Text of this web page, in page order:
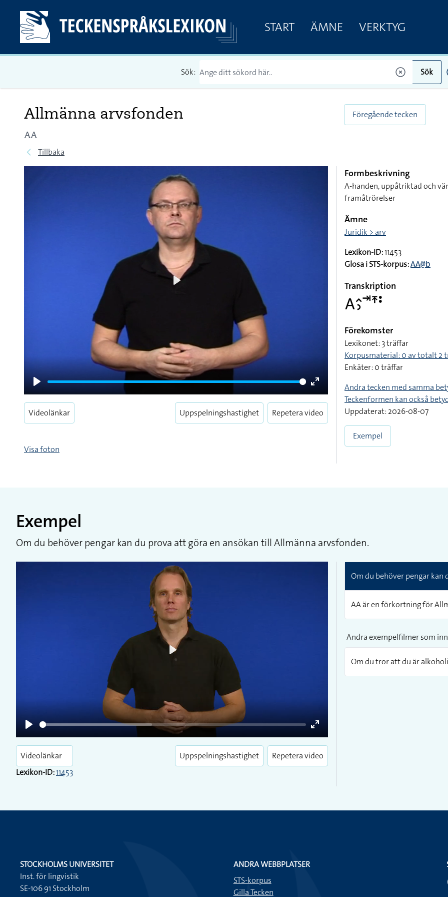
START ÄMNE VERKTYG
Sök: Sök
Allmänna arvsfonden
AA
Tillbaka
Föregående tecken
Play
Enter
fullscreen
Videolänkar Uppspelningshastighet Repetera video
Visa foton
Formbeskrivning
A-handen, uppåtriktad och
framåtrörelser
Ämne
Juridik > arv
Lexikon-ID:11453
Glosa i STS-korpus:AA@b
Transkription
􌤤􌤵􌤶􌥪􌥵􌥻
Förekomster
Lexikonet: 3 träffar
Korpusmaterial: 0 av totalt 2
Enkäter: 0 träffar
Andra tecken med samma
Teckenformen kan också
Uppdaterat: 2026-08-07
Exempel
Exempel
Om du behöver pengar kan du prova att göra en ansökan till Allmänna arvsfonden.
Play
Enter
fullscreen
Play
Videolänkar
Lexikon-ID:11453
Uppspelningshastighet Repetera video
Om du behöver pengar
AA är en förkortning för
Andra exempelfilmer som
Om du tror att du är
STOCKHOLMS UNIVERSITET
Inst. för lingvistik
SE-106 91 Stockholm
ANDRA WEBBPLATSER
STS-korpus
Gilla Tecken